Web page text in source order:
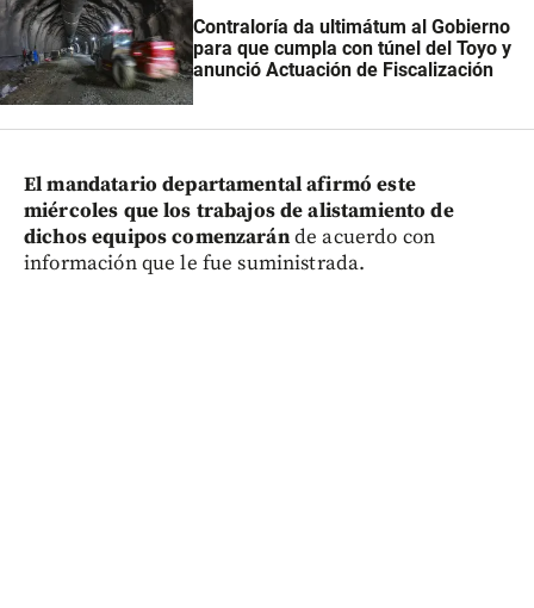
Contraloría da ultimátum al Gobierno
para que cumpla con túnel del Toyo y
anunció Actuación de Fiscalización
El mandatario departamental afirmó este
miércoles que los trabajos de alistamiento de
dichos equipos comenzaránde acuerdo con
información que le fue suministrada.